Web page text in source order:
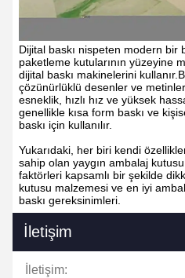
Dijital baskı nispeten modern bir
paketleme kutularının yüzeyine
dijital baskı makinelerini
çözünürlüklü desenler ve
esneklik, hızlı hız ve yüksek
genellikle kısa form baskı ve
baskı için kullanılır.
Yukarıdaki, her biri kendi
sahip olan yaygın ambalaj
faktörleri kapsamlı bir şekilde
kutusu malzemesi ve en iyi
baskı gereksinimleri.
İletişim
İletişim: